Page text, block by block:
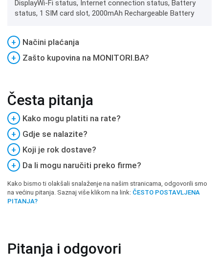
DisplayWi-Fi status, Internet connection status, Battery
status, 1 SIM card slot, 2000mAh Rechargeable Battery
+
Načini plaćanja
+
Zašto kupovina na MONITORI.BA?
Česta pitanja
+
Kako mogu platiti na rate?
+
Gdje se nalazite?
+
Koji je rok dostave?
+
Da li mogu naručiti preko firme?
Kako bismo ti olakšali snalaženje na našim stranicama, odgovorili smo
na većinu pitanja. Saznaj više klikom na link: ČESTO POSTAVLJENA
PITANJA?
Pitanja i odgovori